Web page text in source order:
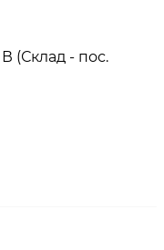
В (Склад - пос.